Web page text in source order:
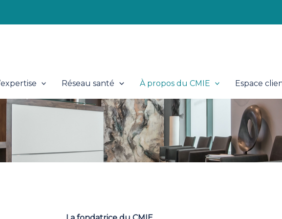
Réseau santé À propos du CMIE Espace